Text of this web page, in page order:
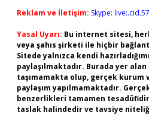
Reklam ve İletişim: Skype:
Yasal Uyarı: Bu internet sitesi,
veya şahıs şirketi ile hiçbir
Sitede yalnızca kendi
paylaşılmaktadır. Burada yer
taşımamakta olup, gerçek kurum
paylaşım yapılmamaktadır.
benzerlikleri tamamen
taslak halindedir ve tavsiye